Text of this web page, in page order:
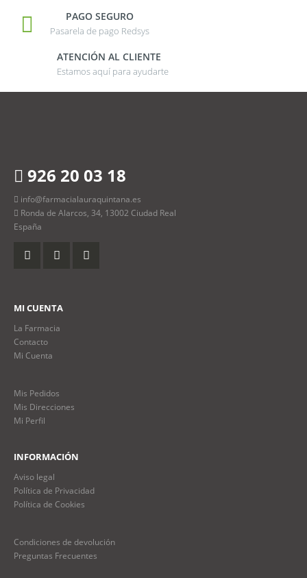
PAGO SEGURO
Pasarela de pago Redsys
ATENCIÓN AL CLIENTE
Estamos aquí para ayudarte
926 20 03 18
info@farmacialauraquintana.es
Ronda de Alarcos, 34, 13002 Ciudad Real
España
MI CUENTA
La Farmacia
Contacto
Mi Cuenta
Mis Pedidos
Mis Direcciones
Mi Perfil
INFORMACIÓN
Aviso legal
Política de Privacidad
Política de Cookies
Condiciones de devolución
Preguntas Frecuentes